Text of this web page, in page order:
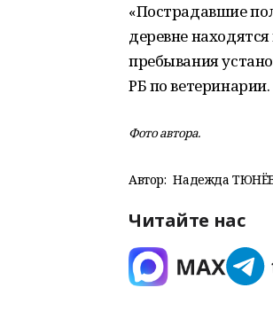
«Пострадавшие
деревне
пребывания
РБ по ветеринарии.
Фото автора.
Автор: Надежда
Читайте нас